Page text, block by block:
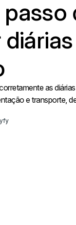
as
e transporte,